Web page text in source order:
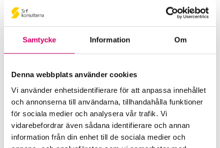
Samtycke Information Om
Denna webbplats använder cookies
Vi använder enhetsidentifierare för att anpassa innehållet
och annonserna till användarna, tillhandahålla funktioner
för sociala medier och analysera vår trafik. Vi
vidarebefordrar även sådana identifierare och annan
information från din enhet till de sociala medier och
Srf Auktoriserade konsulter
Jennifer Pernå
Auktoriserad Redovisningskonsult
Sollentuna